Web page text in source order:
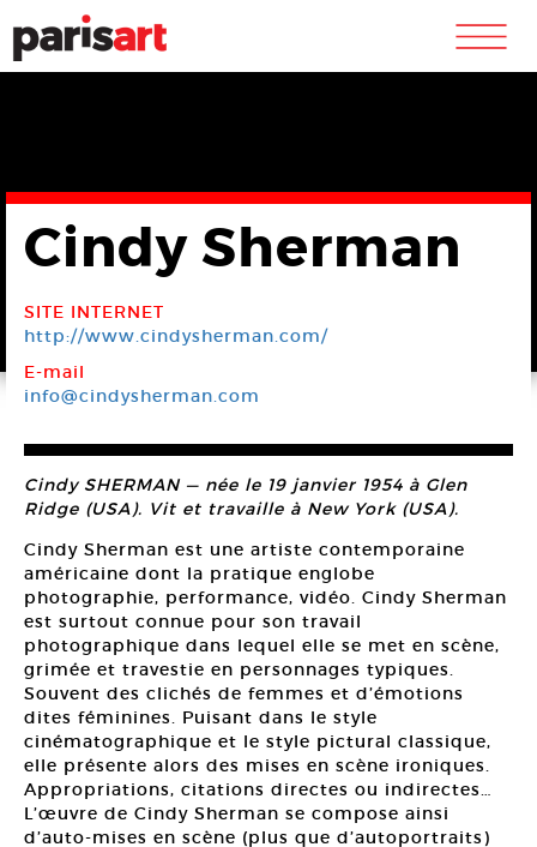
m
Cindy Sherman
SITE INTERNET
http://www.cindysherman.com/
E-mail
info@cindysherman.com
Cindy SHERMAN — née le 19 janvier 1954 à Glen
Ridge (USA). Vit et travaille à New York (USA).
Cindy Sherman est une artiste contemporaine
américaine dont la pratique englobe
photographie, performance, vidéo. Cindy Sherman
est surtout connue pour son travail
photographique dans lequel elle se met en scène,
grimée et travestie en personnages typiques.
Souvent des clichés de femmes et d’émotions
dites féminines. Puisant dans le style
cinématographique et le style pictural classique,
elle présente alors des mises en scène ironiques.
Appropriations, citations directes ou indirectes…
L’œuvre de Cindy Sherman se compose ainsi
d’auto-mises en scène (plus que d’autoportraits)